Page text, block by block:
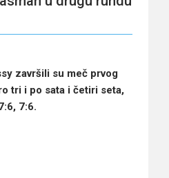
završili su meč prvog
tri i po sata i četiri seta,
7:6.